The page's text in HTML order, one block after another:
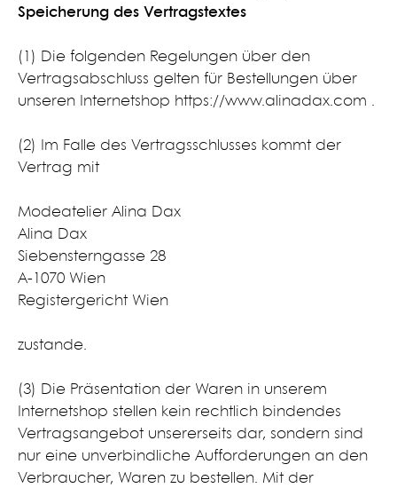
Speicherung des Vertragstextes​
(1) Die folgenden Regelungen über den
Vertragsabschluss gelten für Bestellungen über
unseren Internetshop https://www.alinadax.com .
(2) Im Falle des Vertragsschlusses kommt der
Vertrag mit
Modeatelier Alina Dax
Alina Dax
Siebensterngasse 28
A-1070 Wien
Registergericht Wien​
zustande.
(3) Die Präsentation der Waren in unserem
Internetshop stellen kein rechtlich bindendes
Vertragsangebot unsererseits dar, sondern sind
nur eine unverbindliche Aufforderungen an den
Verbraucher, Waren zu bestellen. Mit der